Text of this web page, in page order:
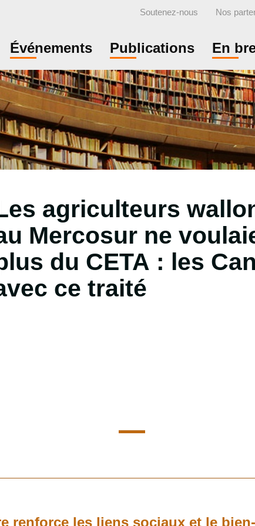
Soutenez-nous Nos
Événements Publications En
agriculteurs
Mercosur ne
du CETA : les
ce traité
renforce les liens sociaux et le